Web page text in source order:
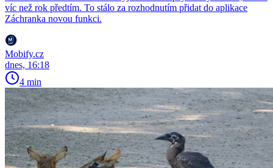
víc než rok předtím. To stálo za rozhodnutím přidat do aplikace
Záchranka novou funkci.
Mobify.cz
dnes, 16:18
4 min